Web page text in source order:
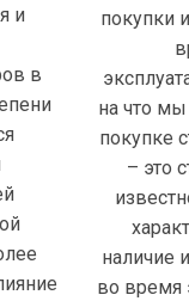
и
в
покупки
на что
покупке
– это
наличие
во время